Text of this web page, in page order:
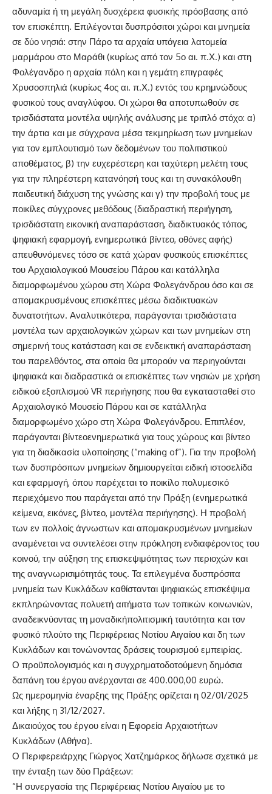
αδυναμία ή τη μεγάλη δυσχέρεια φυσικής πρόσβασης από
τον επισκέπτη. Επιλέγονται δυσπρόσιτοι χώροι και μνημεία
σε δύο νησιά: στην Πάρο τα αρχαία υπόγεια λατομεία
μαρμάρου στο Μαράθι (κυρίως από τον 5ο αι. π.Χ.) και στη
Φολέγανδρο η αρχαία πόλη και η γεμάτη επιγραφές
Χρυσοσπηλιά (κυρίως 4ος αι. π.Χ.) εντός του κρημνώδους
φυσικού τους αναγλύφου. Οι χώροι θα αποτυπωθούν σε
τρισδιάστατα μοντέλα υψηλής ανάλυσης με τριπλό στόχο: α)
την άρτια και με σύγχρονα μέσα τεκμηρίωση των μνημείων
για τον εμπλουτισμό των δεδομένων του πολιτιστικού
αποθέματος, β) την ευχερέστερη και ταχύτερη μελέτη τους
για την πληρέστερη κατανόησή τους και τη συνακόλουθη
παιδευτική διάχυση της γνώσης και γ) την προβολή τους με
ποικίλες σύγχρονες μεθόδους (διαδραστική περιήγηση,
τρισδιάστατη εικονική αναπαράσταση, διαδικτυακός τόπος,
ψηφιακή εφαρμογή, ενημερωτικά βίντεο, οθόνες αφής)
απευθυνόμενες τόσο σε κατά χώραν φυσικούς επισκέπτες
του Αρχαιολογικού Μουσείου Πάρου και κατάλληλα
διαμορφωμένου χώρου στη Χώρα Φολεγάνδρου όσο και σε
απομακρυσμένους επισκέπτες μέσω διαδικτυακών
δυνατοτήτων. Αναλυτικότερα, παράγονται τρισδιάστατα
μοντέλα των αρχαιολογικών χώρων και των μνημείων στη
σημερινή τους κατάσταση και σε ενδεικτική αναπαράσταση
του παρελθόντος, στα οποία θα μπορούν να περιηγούνται
ψηφιακά και διαδραστικά οι επισκέπτες των νησιών με χρήση
ειδικού εξοπλισμού VR περιήγησης που θα εγκατασταθεί στο
Αρχαιολογικό Μουσείο Πάρου και σε κατάλληλα
διαμορφωμένο χώρο στη Χώρα Φολεγάνδρου. Επιπλέον,
παράγονται βίντεοενημερωτικά για τους χώρους και βίντεο
για τη διαδικασία υλοποίησης (“making of”). Για την προβολή
των δυσπρόσιτων μνημείων δημιουργείται ειδική ιστοσελίδα
και εφαρμογή, όπου παρέχεται το ποικίλο πολυμεσικό
περιεχόμενο που παράγεται από την Πράξη (ενημερωτικά
κείμενα, εικόνες, βίντεο, μοντέλα περιήγησης). Η προβολή
των εν πολλοίς άγνωστων και απομακρυσμένων μνημείων
αναμένεται να συντελέσει στην πρόκληση ενδιαφέροντος του
κοινού, την αύξηση της επισκεψιμότητας των περιοχών και
της αναγνωρισιμότητάς τους. Τα επιλεγμένα δυσπρόσιτα
μνημεία των Κυκλάδων καθίστανται ψηφιακώς επισκέψιμα
εκπληρώνοντας πολυετή αιτήματα των τοπικών κοινωνιών,
αναδεικνύοντας τη μοναδικήπολιτισμική ταυτότητα και τον
φυσικό πλούτο της Περιφέρειας Νοτίου Αιγαίου και δη των
Κυκλάδων και τονώνοντας δράσεις τουρισμού εμπειρίας.
Ο προϋπολογισμός και η συγχρηματοδοτούμενη δημόσια
δαπάνη του έργου ανέρχονται σε 400.000,00 ευρώ.
Ως ημερομηνία έναρξης της Πράξης ορίζεται η 02/01/2025
και λήξης η 31/12/2027.
Δικαιούχος του έργου είναι η Εφορεία Αρχαιοτήτων
Κυκλάδων (Αθήνα).
Ο Περιφερειάρχης Γιώργος Χατζημάρκος δήλωσε σχετικά με
την ένταξη των δύο Πράξεων:
“Η συνεργασία της Περιφέρειας Νοτίου Αιγαίου με το